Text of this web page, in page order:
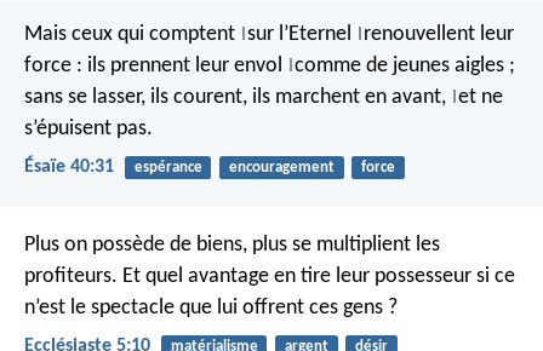
Mais ceux qui comptent sur l’Eternel
renouvellent leur
force : ils prennent leur envol
comme de jeunes aigles ;
sans se lasser, ils courent, ils marchent en avant, et ne
s’épuisent pas.
Ésaïe 40:31 espérance encouragement force
Plus on possède de biens, plus se multiplient les
profiteurs. Et quel avantage en tire leur possesseur si ce
n’est le spectacle que lui offrent ces gens ?
Ecclésiaste 5:10 matérialisme argent désir